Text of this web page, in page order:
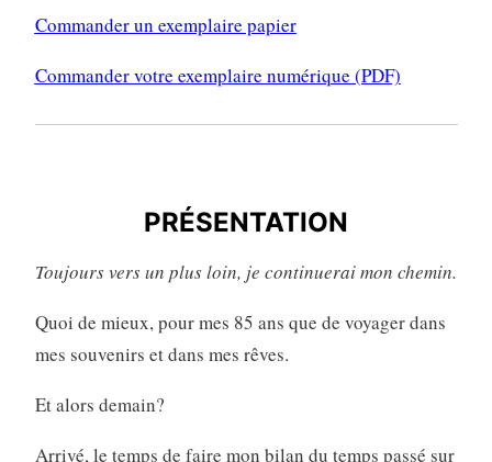
Commander un exemplaire papier
Commander votre exemplaire numérique (PDF)
PRÉSENTATION
Toujours vers un plus loin, je continuerai mon chemin.
Quoi de mieux, pour mes 85 ans que de voyager dans
mes souvenirs et dans mes rêves.
Et alors demain?
Arrivé, le temps de faire mon bilan du temps passé sur